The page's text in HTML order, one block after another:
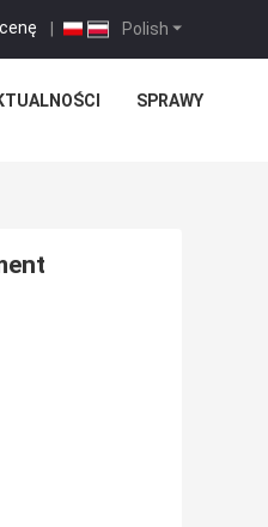
Polish
|
SPRAWY